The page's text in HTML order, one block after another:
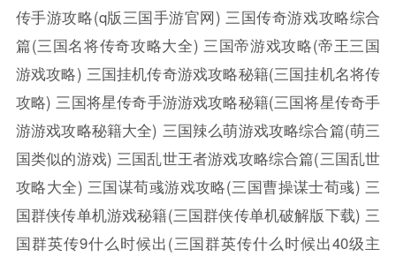
传手游攻略(q版三国手游官网) 三国传奇游戏攻略综合
篇(三国名将传奇攻略大全) 三国帝游戏攻略(帝王三国
游戏攻略) 三国挂机传奇游戏攻略秘籍(三国挂机名将传
攻略) 三国将星传奇手游游戏攻略秘籍(三国将星传奇手
游游戏攻略秘籍大全) 三国辣么萌游戏攻略综合篇(萌三
国类似的游戏) 三国乱世王者游戏攻略综合篇(三国乱世
攻略大全) 三国谋荀彧游戏攻略(三国曹操谋士荀彧) 三
国群侠传单机游戏秘籍(三国群侠传单机破解版下载) 三
国群英传9什么时候出(三国群英传什么时候出40级主